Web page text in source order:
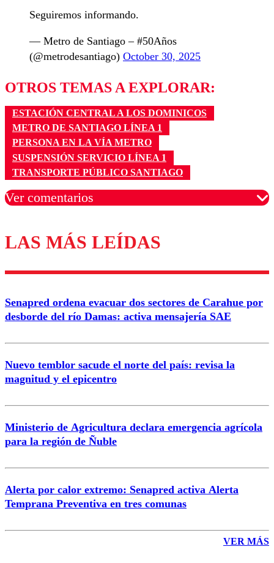
Seguiremos informando.
— Metro de Santiago – #50Años
(@metrodesantiago) October 30, 2025
OTROS TEMAS A EXPLORAR:
ESTACIÓN CENTRAL A LOS DOMINICOS
METRO DE SANTIAGO LÍNEA 1
PERSONA EN LA VÍA METRO
SUSPENSIÓN SERVICIO LÍNEA 1
TRANSPORTE PÚBLICO SANTIAGO
Ver comentarios
Los comentarios son moderados para garantizar un
diálogo respetuoso.
Correo
LAS MÁS LEÍDAS
Senapred ordena evacuar dos sectores de Carahue por
desborde del río Damas: activa mensajería SAE
Nuevo temblor sacude el norte del país: revisa la
magnitud y el epicentro
Ministerio de Agricultura declara emergencia agrícola
para la región de Ñuble
Alerta por calor extremo: Senapred activa Alerta
Temprana Preventiva en tres comunas
VER MÁS